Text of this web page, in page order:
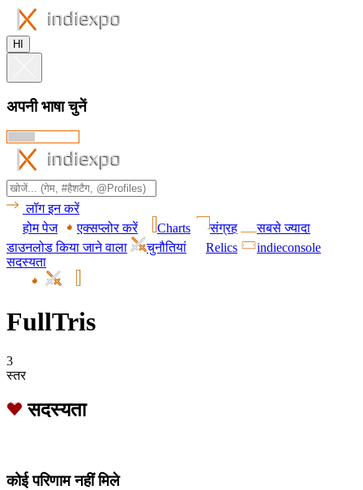
HI
अपनी भाषा चुनें
लॉग इन करें
होम पेज
एक्सप्लोर करें Charts संग्रह
सबसे ज्यादा
डाउनलोड किया जाने वाला
चुनौतियां Relics
indieconsole
सदस्यता
FullTris
3
स्तर
सदस्यता
कोई परिणाम नहीं मिले